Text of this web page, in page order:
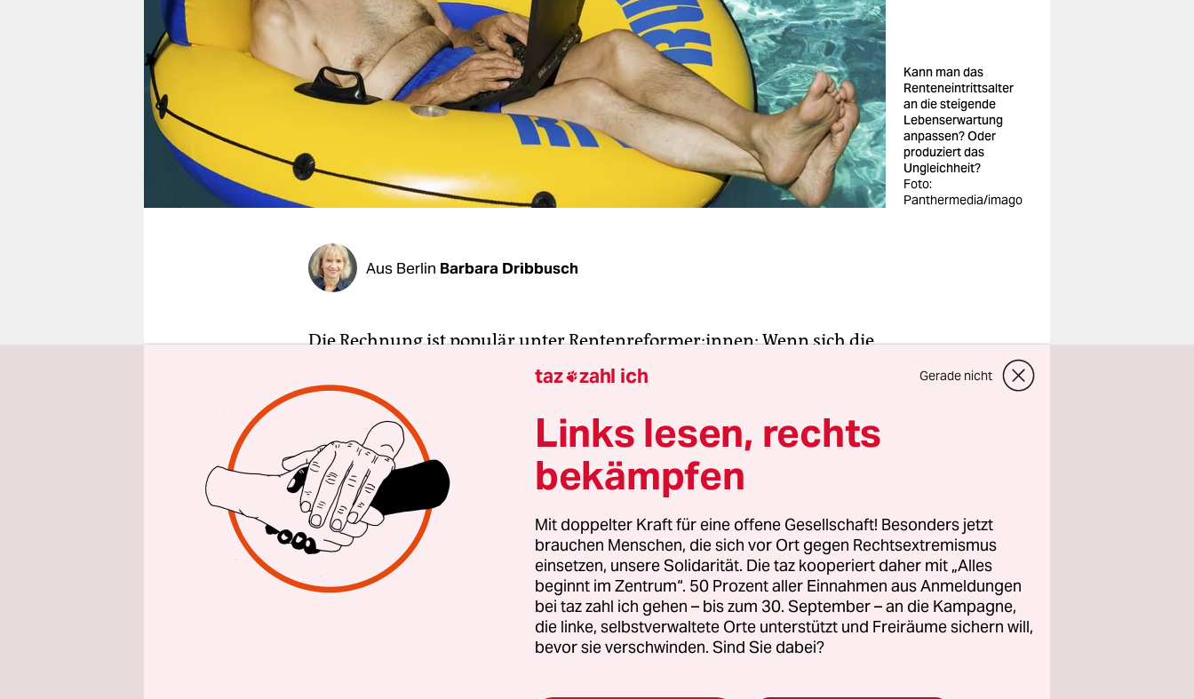
verlag
veranstaltungen
shop
fragen & hilfe
unterstützen
Kann man das
Renteneintrittsalter
an die steigende
Lebenserwartung
anpassen? Oder
produziert das
Ungleichheit?
Foto:
Panthermedia/imago
Aus Berlin Barbara Dribbusch
Die Rechnung ist populär unter Rentenreformer:innen: Wenn sich die
Lebenserwartung verlängert, müsste auch der Renteneintritt später
erfolgen dürfen. Was wiederum die Rentenkassen entlasten könnte.
Teile der Union und
Öko­no­m:in­nenschlagen daher vor, das
Renteneintrittsalter an die steigende Lebenserwartung zu koppeln.
Diese Koppelung könnte aber Ungleichheiten befördern. Denn es sind
bisher schon vor allem besser verdienende Beschäftigte, die länger
arbeiten. Dies geht aus einer neuen Studiedes Max-Planck-Instituts
für demografische Forschung in Rostock hervor.
taz zahl ich Gerade nicht
Links lesen, rechts
bekämpfen
Mit doppelter Kraft für eine offene Gesellschaft! Besonders jetzt
brauchen Menschen, die sich vor Ort gegen Rechtsextremismus
einsetzen, unsere Solidarität. Die taz kooperiert daher mit „Alles
beginnt im Zentrum“. 50 Prozent aller Einnahmen aus Anmeldungen
bei taz zahl ich gehen – bis zum 30. September – an die Kampagne,
die linke, selbstverwaltete Orte unterstützt und Freiräume sichern will,
bevor sie verschwinden. Sind Sie dabei?